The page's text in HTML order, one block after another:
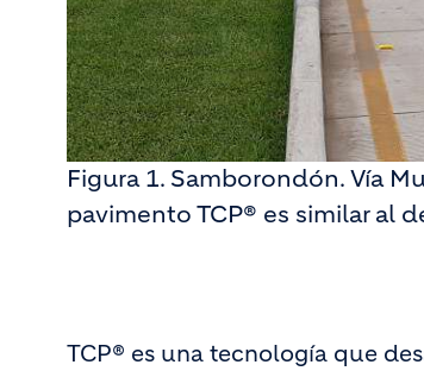
Figura 1. Samborondón. Vía
pavimento TCP® es similar al
TCP® es una tecnología que